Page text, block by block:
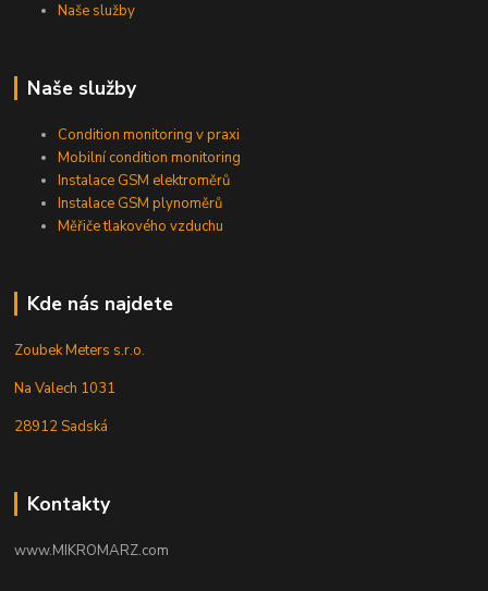
Naše služby
Naše služby
Condition monitoring v praxi
Mobilní condition monitoring
Instalace GSM elektroměrů
Instalace GSM plynoměrů
Měřiče tlakového vzduchu
Kde nás najdete
Zoubek Meters s.r.o.
Na Valech 1031
28912 Sadská
Kontakty
www.MIKROMARZ.com